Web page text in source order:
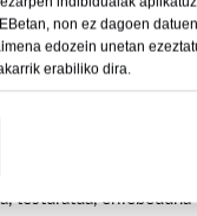
estandarra edo
opakoa, tindatua
testuratua,
non ez dagoen
edozein unetan
erabiliko dira.